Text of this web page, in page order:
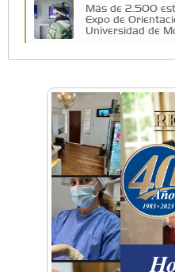
Más de 2.500
Expo de
Universidad de
De Castelar a
vecino que
Castelar Digital
Dr. Omar
odontología en
no cambió
Emiliano
Norita", el nuevo
Museo Nora